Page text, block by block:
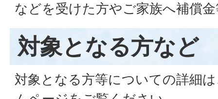
などを受けた方やご家族へ補償
対象となる方など
対象となる方等についての詳細